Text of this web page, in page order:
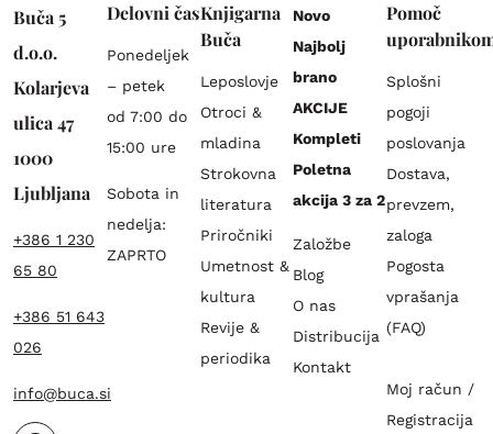
Buča 5
d.o.o.
Kolarjeva
ulica 47
1000
Ljubljana
+386 1 230
65 80
+386 51 643
026
info@buca.si
Delovni čas
Ponedeljek
– petek
od 7:00 do
15:00 ure
Sobota in
nedelja:
ZAPRTO
Knjigarna
Buča
Leposlovje
Otroci &
mladina
Strokovna
literatura
Priročniki
Umetnost &
kultura
Revije &
periodika
Novo
Najbolj
brano
AKCIJE
Kompleti
Poletna
akcija 3 za 2
Založbe
Blog
O nas
Distribucija
Kontakt
Pomoč
Splošni
pogoji
poslovanja
Dostava,
prevzem,
zaloga
Pogosta
vprašanja
(FAQ)
Moj račun /
Registracija